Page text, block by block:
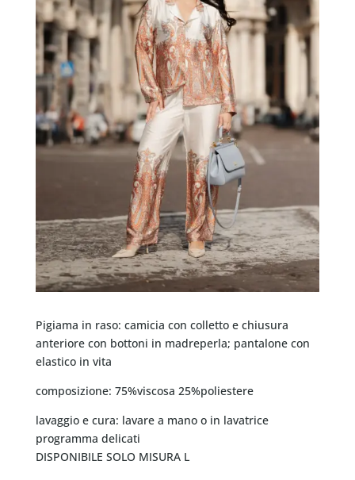
Pigiama in raso: camicia con colletto e chiusura
anteriore con bottoni in madreperla; pantalone con
elastico in vita
composizione: 75%viscosa 25%poliestere
lavaggio e cura: lavare a mano o in lavatrice
programma delicati
DISPONIBILE SOLO MISURA L